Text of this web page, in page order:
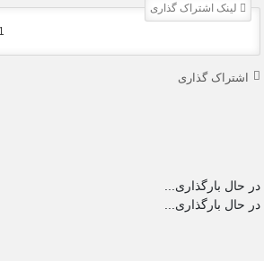
لینک اشتراک گذاری
اشتراک گذاری
در حال بارگذاری...
در حال بارگذاری...